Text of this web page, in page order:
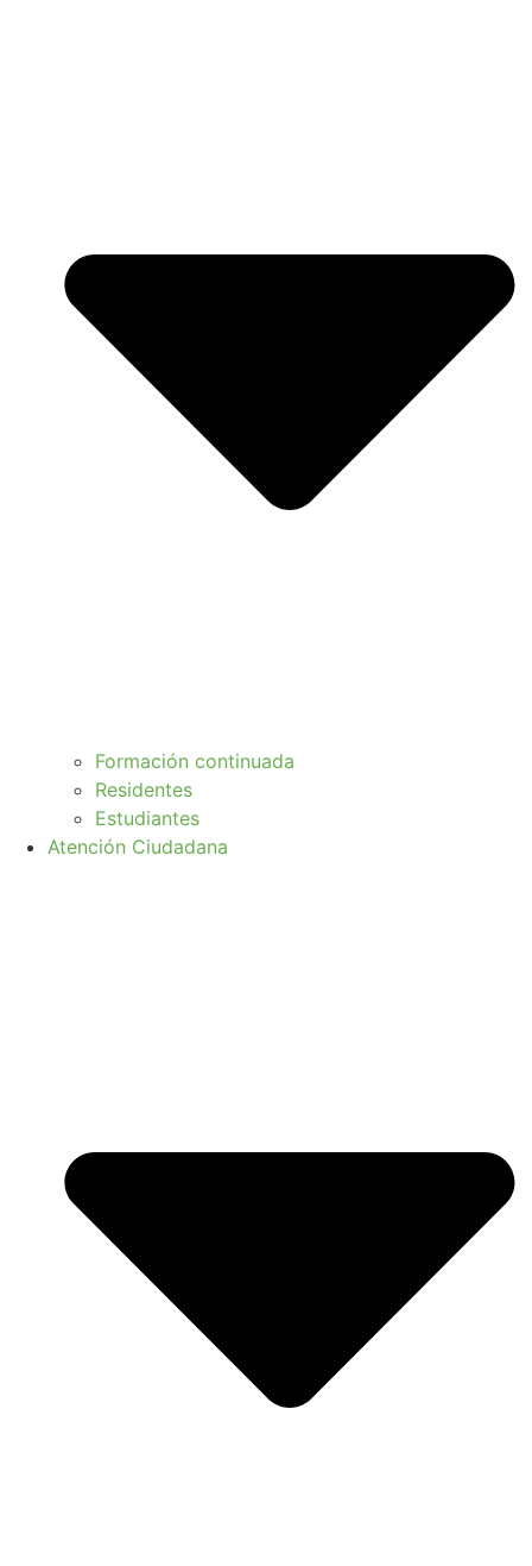
Formación continuada
Residentes
Estudiantes
Atención Ciudadana